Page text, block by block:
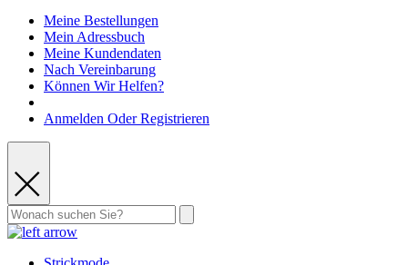
Meine Bestellungen
Mein Adressbuch
Meine Kundendaten
Nach Vereinbarung
Können Wir Helfen?
Anmelden Oder Registrieren